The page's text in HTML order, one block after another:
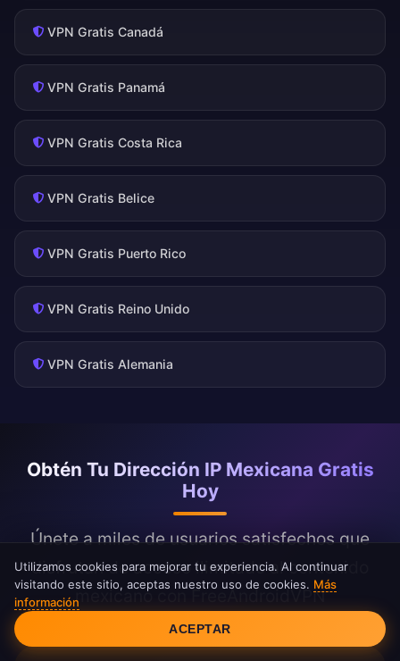
VPN Gratis Canadá
VPN Gratis Panamá
VPN Gratis Costa Rica
VPN Gratis Belice
VPN Gratis Puerto Rico
VPN Gratis Reino Unido
VPN Gratis Alemania
Obtén Tu Dirección IP Mexicana Gratis
Hoy
Únete a miles de usuarios satisfechos que
disfrutan de acceso ilimitado al contenido
mexicano con FreeAndroidVPN
Consentimiento de cookies
Utilizamos cookies para mejorar tu experiencia. Al continuar
visitando este sitio, aceptas nuestro uso de cookies. Más
información
ACEPTAR